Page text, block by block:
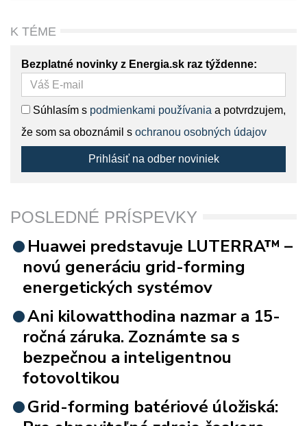
K TÉME
Bezplatné novinky z Energia.sk raz týždenne:
Súhlasím s podmienkami používania a potvrdzujem,
že som sa oboznámil s ochranou osobných údajov
Prihlásiť na odber noviniek
POSLEDNÉ PRÍSPEVKY
Huawei predstavuje LUTERRA™ –
novú generáciu grid-forming
energetických systémov
Ani kilowatthodina nazmar a 15-
ročná záruka. Zoznámte sa s
bezpečnou a inteligentnou
fotovoltikou
Grid-forming batériové úložiská: